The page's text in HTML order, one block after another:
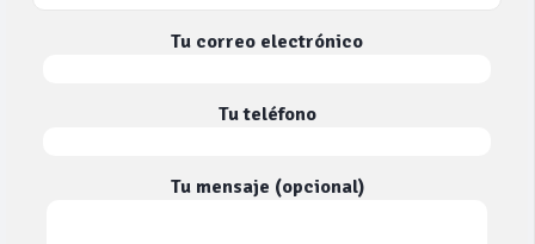
Tu correo electrónico
Tu teléfono
Tu mensaje (opcional)